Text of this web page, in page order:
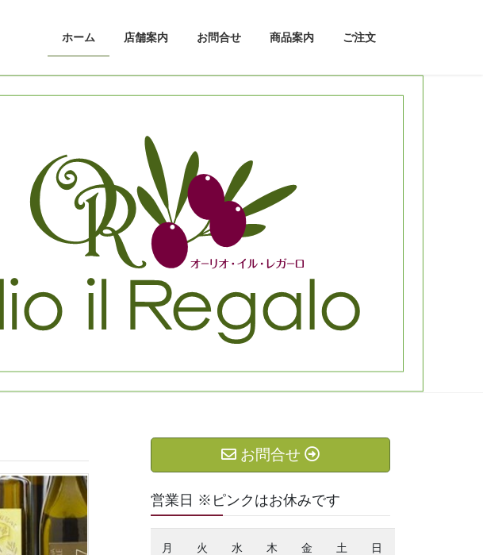
ホーム 店舗案内 お問合せ 商品案内 ご注文
お問合せ
営業日 ※ピンクはお休みです
月 火 水 木 金 土 日